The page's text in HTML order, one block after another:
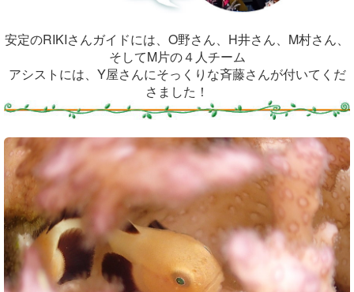
安定のRIKIさんガイドには、O野さん、H井さん、M村さん、
そしてM片の４人チーム
アシストには、Y屋さんにそっくりな斉藤さんが付いてくだ
さました！